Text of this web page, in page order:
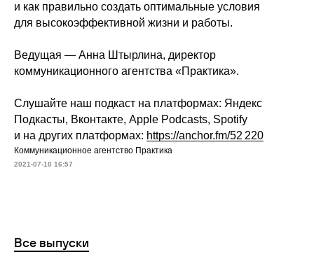
и как правильно создать оптимальные условия
для высокоэффективной жизни и работы.
Ведущая — Анна Штырлина, директор
коммуникационного агентства «Практика».
Слушайте наш подкаст на платформах: Яндекс
Подкасты, Вконтакте, Apple Podcasts, Spotify
и на других платформах: https://anchor.fm/52 220
Коммуникационное агентство Практика
2021-07-10 16:57
Все выпуски